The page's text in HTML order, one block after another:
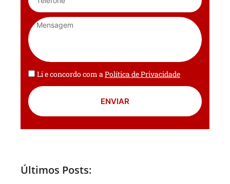
Li e concordo com aPolítica de Privacidade
ENVIAR
Últimos Posts: